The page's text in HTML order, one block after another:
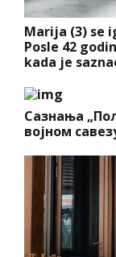
Marija (3) se
Posle 42
kada je
Сазнања
војном